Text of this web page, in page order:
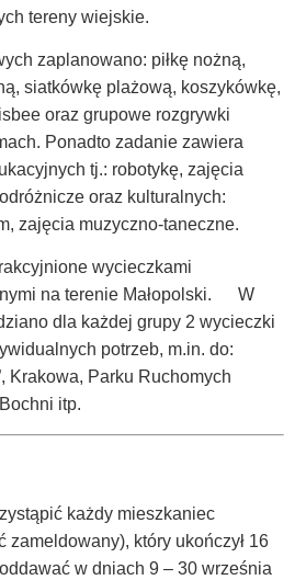
tereny wiejskie.
zaplanowano: piłkę nożną,
siatkówkę plażową, koszykówkę,
oraz grupowe rozgrywki
Ponadto zadanie zawiera
tj.: robotykę, zajęcia
oraz kulturalnych:
zajęcia muzyczno-taneczne.
wycieczkami
na terenie Małopolski. W
dla każdej grupy 2 wycieczki
potrzeb, m.in. do:
Krakowa, Parku Ruchomych
itp.
każdy mieszkaniec
zameldowany), który ukończył 16
w dniach 9 – 30 września